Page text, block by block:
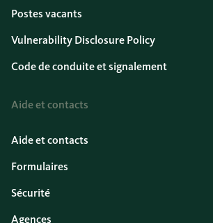
Postes vacants
Vulnerability Disclosure Policy
Code de conduite et signalement
Aide et contacts
Aide et contacts
Formulaires
Sécurité
Agences